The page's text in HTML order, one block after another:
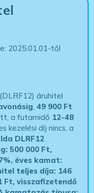
2025.01.01-től
(DLRF12) áruhitel
,49 900 Ft
a futamidő 12-48
kezelési díj nincs, a
DLRF12
500 000 Ft,
éves kamat:
teljes díja: 146
Ft, visszafizetendő